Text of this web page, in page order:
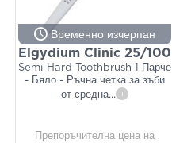
Временно изчерпан
Elgydium Clinic 25/100
Semi-Hard Toothbrush 1 Парче
- Бяло - Ръчна четка за зъби
от средна... i
Препоръчителна цена на